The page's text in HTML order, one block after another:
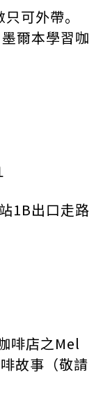
可外帶。
爾本學習咖
1B出口走路
啡店之Mel
故事（敬請